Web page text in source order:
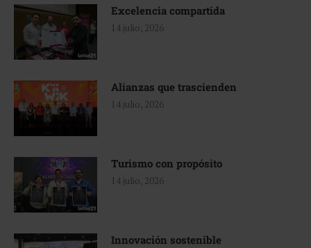
Excelencia compartida
14 julio, 2026
Alianzas que trascienden
14 julio, 2026
Turismo con propósito
14 julio, 2026
Innovación sostenible